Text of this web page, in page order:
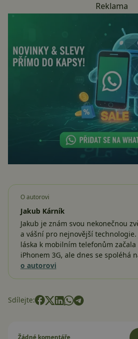
Reklama
O autorovi
Jakub Kárník
Jakub je znám svou nekonečnou
a vášní pro nejnovější technologie.
láska k mobilním telefonům začala
iPhonem 3G, ale dnes se spoléhá
o autorovi
Sdílejte:
Žádné komentáře